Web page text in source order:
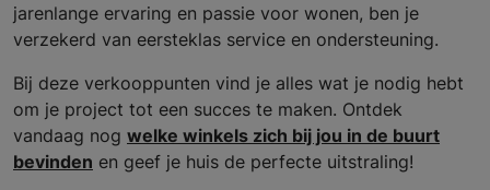
jarenlange ervaring en passie voor wonen, ben je
verzekerd van eersteklas service en ondersteuning.
Bij deze verkooppunten vind je alles wat je nodig hebt
om je project tot een succes te maken. Ontdek
vandaag nog welke winkels zich bij jou in de buurt
bevinden en geef je huis de perfecte uitstraling!